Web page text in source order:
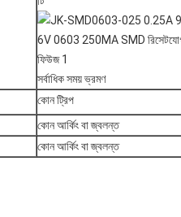
সর্বাধিক সময় ভ্রমণ
কোন ট্রিপ
কোন আর্কিং বা জ্বলন্ত
কোন আর্কিং বা জ্বলন্ত